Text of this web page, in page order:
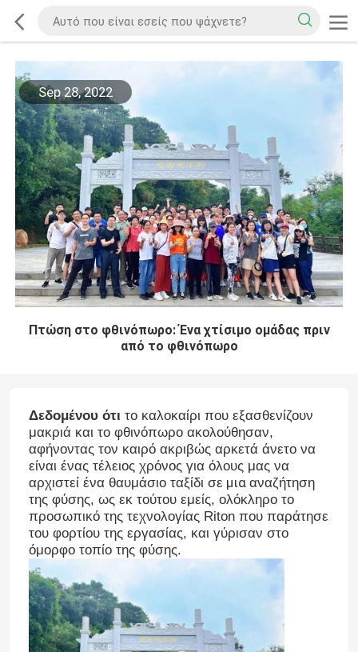
Sep 28, 2022
Πτώση στο φθινόπωρο: Ένα χτίσιμο ομάδας πριν
από το φθινόπωρο
Δεδομένου ότι το καλοκαίρι που εξασθενίζουν
μακριά και το φθινόπωρο ακολούθησαν,
αφήνοντας τον καιρό ακριβώς αρκετά άνετο να
είναι ένας τέλειος χρόνος για όλους μας να
αρχιστεί ένα θαυμάσιο ταξίδι σε μια αναζήτηση
της φύσης, ως εκ τούτου εμείς, ολόκληρο το
προσωπικό της τεχνολογίας Riton που παράτησε
του φορτίου της εργασίας, και γύρισαν στο
όμορφο τοπίο της φύσης.